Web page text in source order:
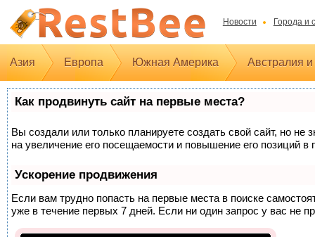
Новости Города и
Азия Европа Южная Америка Австралия
Как продвинуть сайт на первые места?
Вы создали или только планируете создать свой сайт, но
на увеличение его посещаемости и повышение его позиций в
Ускорение продвижения
Если вам трудно попасть на первые места в поиске
уже в течение первых 7 дней. Если ни один запрос у вас не